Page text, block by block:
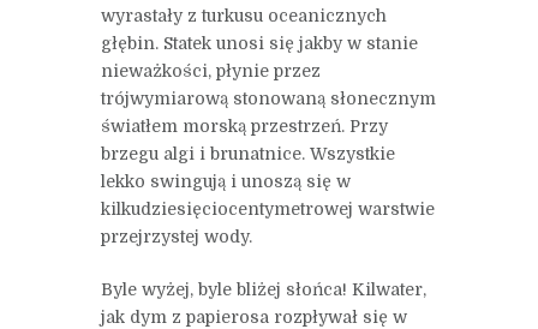
wyrastały z turkusu oceanicznych
głębin. Statek unosi się jakby w stanie
nieważkości, płynie przez
trójwymiarową stonowaną słonecznym
światłem morską przestrzeń. Przy
brzegu algi i brunatnice. Wszystkie
lekko swingują i unoszą się w
kilkudziesięciocentymetrowej warstwie
przejrzystej wody.
Byle wyżej, byle bliżej słońca! Kilwater,
jak dym z papierosa rozpływał się w